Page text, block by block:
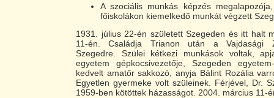
A szociális munkás képzés
főiskolákon kiemelkedő munkát végzett
1931. július 22-én született Szegeden és itt halt
11-én. Családja Trianon után a Vajdasági
Szegedre. Szülei kétkezi munkások voltak,
egyetem gépkocsivezetője, Szegeden
kedvelt amatőr sakkozó, anyja Bálint Rozália
Egyetlen gyermeke volt szüleinek. Férjével, Dr.
1959-ben kötöttek házasságot. 2004. március 11-